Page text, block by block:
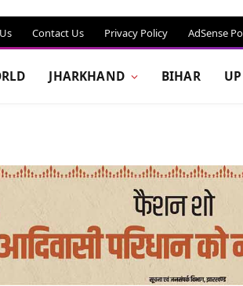
Contact Us Privacy Policy AdSense
JHARKHAND BIHAR UP